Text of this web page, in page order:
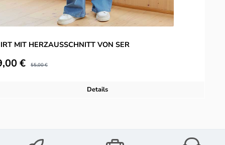
MIT HERZAUSSCHNITT VON SER
€ Regulärer Preis:
55,00 €
Details